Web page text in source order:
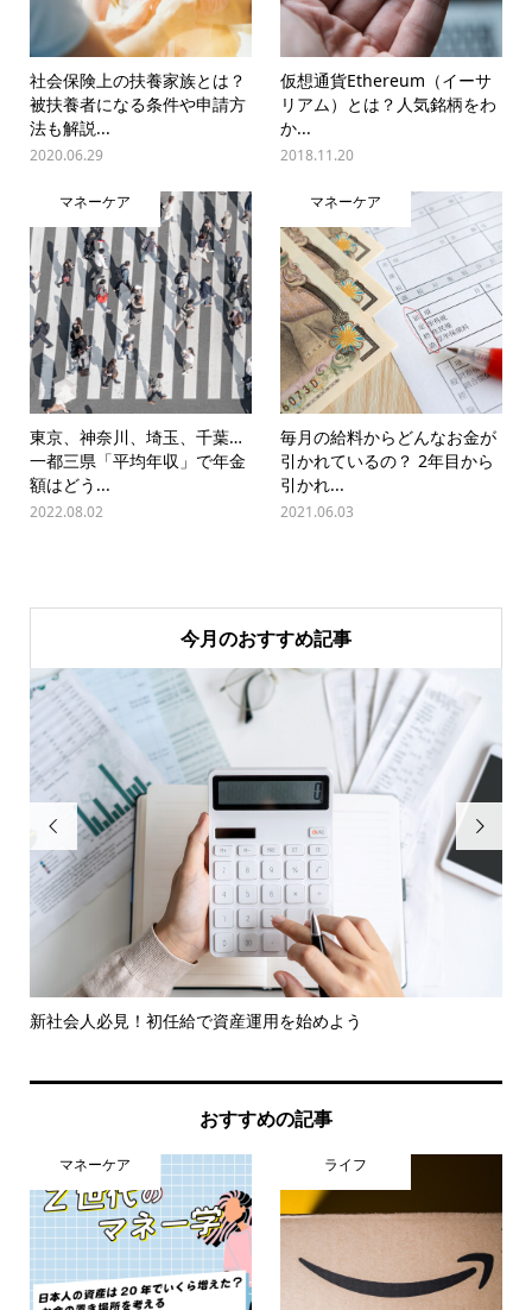
社会保険上の扶養家族とは？
被扶養者になる条件や申請方
法も解説...
2020.06.29
仮想通貨Ethereum（イーサ
リアム）とは？人気銘柄をわ
か...
2018.11.20
マネーケア
東京、神奈川、埼玉、千葉…
一都三県「平均年収」で年金
額はどう...
2022.08.02
マネーケア
毎月の給料からどんなお金が
引かれているの？ 2年目から
引かれ...
2021.06.03
今月のおすすめ記事

新社会人必見！初任給で資産運用を始めよう

おすすめの記事
マネーケア ライフ